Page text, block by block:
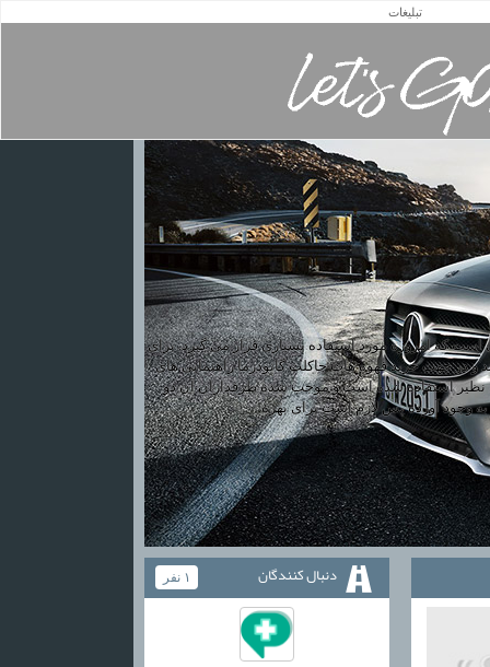
است که امروزه مورد استفاده بسیاری قرار می گیرد. برای
در جهت خرید قهوه هات چاکلت گانودرما راهنمایی های
بی نظیر استفاده شده است و موجب شده طرفداران آن دو
وجود آورده پس لازم است برای بهره
دنبال كنندگان ۱ نفر
تبلیغات